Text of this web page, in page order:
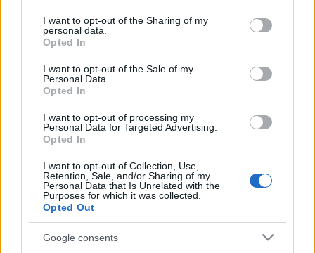
not limited to your visit or usage behaviour. You may click to
grant or deny consent to Google and its third-party tags to
use your data for below specified purposes in below Google
consent section.
I want to opt-out of the Sharing of my
personal data.
Opted In
I want to opt-out of the Sale of my
Personal Data.
Opted In
I want to opt-out of processing my
Personal Data for Targeted Advertising.
Opted In
I want to opt-out of Collection, Use,
Retention, Sale, and/or Sharing of my
Personal Data that Is Unrelated with the
Purposes for which it was collected.
Opted Out
Google consents
Ghyczy nem elégszik meg ezzel az első számú
személytelenítő elemmel, hanem még egy szűrőt beiktat a
kép tárgya és nézője közé. Méghozzá különböző metszésű,
mintázatú és faktúrájú üveglapokat. A kiállítás helyszíne:
Vízivárosi Galéria, 1027. Budapest, Kapás u. 55. A kiállítás
péntekig 13-18 óra, szombat 10-14 óra között Telefon: 06-1
201-6925
MEGOSZTÁS